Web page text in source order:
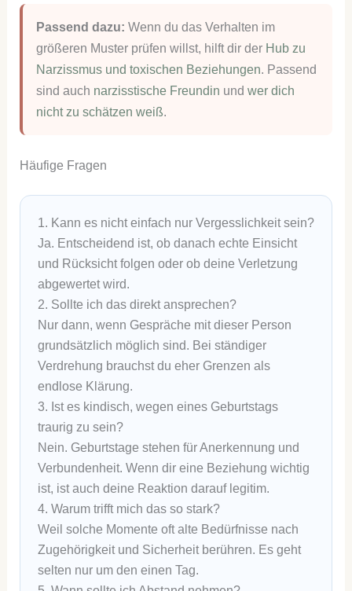
Passend dazu: Wenn du das Verhalten im
größeren Muster prüfen willst, hilft dir der Hub zu
Narzissmus und toxischen Beziehungen. Passend
sind auch narzisstische Freundin undwer dich
nicht zu schätzen weiß.
Häufige Fragen
1. Kann es nicht einfach nur Vergesslichkeit sein?
Ja. Entscheidend ist, ob danach echte Einsicht
und Rücksicht folgen oder ob deine Verletzung
abgewertet wird.
2. Sollte ich das direkt ansprechen?
Nur dann, wenn Gespräche mit dieser Person
grundsätzlich möglich sind. Bei ständiger
Verdrehung brauchst du eher Grenzen als
endlose Klärung.
3. Ist es kindisch, wegen eines Geburtstags
traurig zu sein?
Nein. Geburtstage stehen für Anerkennung und
Verbundenheit. Wenn dir eine Beziehung wichtig
ist, ist auch deine Reaktion darauf legitim.
4. Warum trifft mich das so stark?
Weil solche Momente oft alte Bedürfnisse nach
Zugehörigkeit und Sicherheit berühren. Es geht
selten nur um den einen Tag.